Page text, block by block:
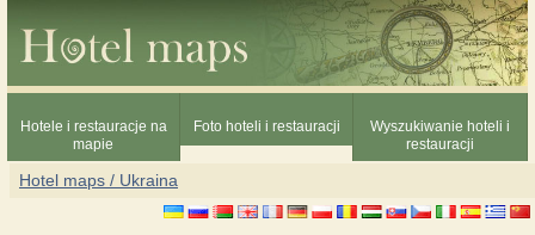
Hotele i restauracje na
mapie
Foto hoteli i restauracji
Wyszukiwanie hoteli i
restauracji
Hotel maps / Ukraina